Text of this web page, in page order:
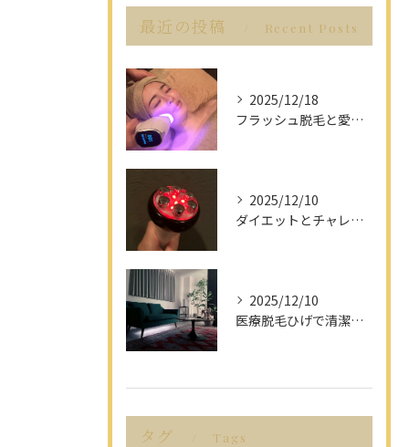
最近の投稿 Recent Posts
2025/12/18
フラッシュ脱毛と愛知県名古屋市の最新脱毛事情で理想の美肌を目指す方法
2025/12/10
ダイエットとチャレンジを愛知県名古屋市で楽しみながら成功させるポイント解説
2025/12/10
医療脱毛ひげで清潔感アップを目指す男性へ愛知県名古屋市のヒゲ脱毛で選ぶべきポイント
タグ Tags